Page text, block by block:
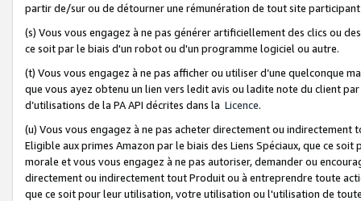
partir de/sur ou de détourner une rémunération de tout site
(s) Vous vous engagez à ne pas générer artificiellement des clics ou
ce soit par le biais d'un robot ou d'un programme logiciel ou autre.
(t) Vous vous engagez à ne pas afficher ou utiliser d’une quelconque
que vous ayez obtenu un lien vers ledit avis ou ladite note du client
d’utilisations de la PA API décrites dans la Licence.
(u) Vous vous engagez à ne pas acheter directement ou
Eligible aux primes Amazon par le biais des Liens Spéciaux, que ce
morale et vous vous engagez à ne pas autoriser, demander ou
directement ou indirectement tout Produit ou à entreprendre toute
que ce soit pour leur utilisation, votre utilisation ou l'utilisation de